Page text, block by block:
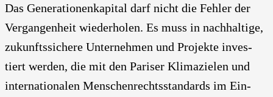
Das Gene­ra­tio­nen­ka­pi­tal darf nicht die Feh­ler der
Ver­gan­gen­heit wie­der­ho­len. Es muss in nach­hal­ti­ge,
zukunfts­si­che­re Unter­neh­men und Pro­jek­te inves­
tiert wer­den, die mit den Pari­ser Kli­ma­zie­len und
inter­na­tio­na­len Men­schen­rechts­stan­dards im Ein­